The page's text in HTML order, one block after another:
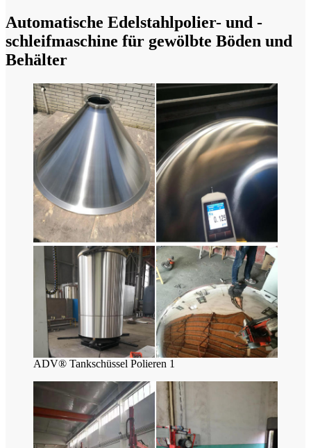
Automatische Edelstahlpolier- und -
schleifmaschine für gewölbte Böden und
Behälter
ADV® Tankschüssel Polieren 1